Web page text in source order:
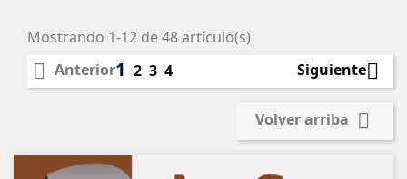
Mostrando 1-12 de 48 artículo(s)
 Anterior1 2 3 4 Siguiente
Volver arriba 